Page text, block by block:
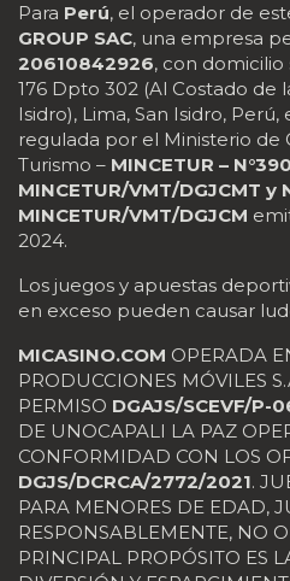
Para Perú, el operador de
GROUP SAC, una empresa
20610842926, con domicilio
176 Dpto 302 (Al Costado de
Isidro), Lima, San Isidro,
regulada por el Ministerio de
Turismo – MINCETUR –
MINCETUR/VMT/DGJCMT y
MINCETUR/VMT/DGJCM
2024.
Los juegos y apuestas
en exceso pueden causar
MICASINO.COM OPERADA
PRODUCCIONES MÓVILES
PERMISO DGAJS/SCEVF/P-
DE UNOCAPALI LA PAZ
CONFORMIDAD CON LOS
DGJS/DCRCA/2772/2021.
PARA MENORES DE EDAD,
RESPONSABLEMENTE, NO
PRINCIPAL PROPÓSITO ES